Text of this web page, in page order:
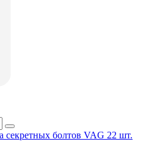
секретных болтов VAG 22 шт.